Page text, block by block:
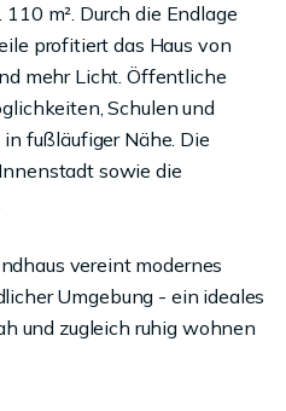
m². Durch die Endlage
profitiert das Haus von
mehr Licht. Öffentliche
Schulen und
fußläufiger Nähe. Die
sowie die
vereint modernes
Umgebung - ein ideales
und zugleich ruhig wohnen